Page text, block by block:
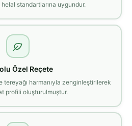
standartlarına uygundur.
Özel Reçete
tereyağı harmanıyla zenginleştirilerek
profili oluşturulmuştur.